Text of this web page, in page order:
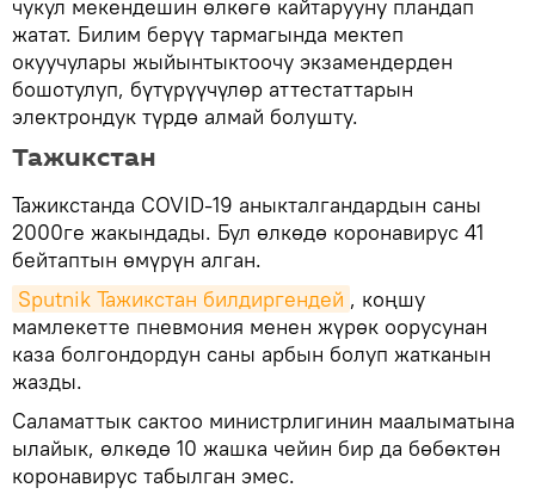
чукул мекендешин өлкөгө кайтарууну пландап
жатат. Билим берүү тармагында мектеп
окуучулары жыйынтыктоочу экзамендерден
бошотулуп, бүтүрүүчүлөр аттестаттарын
электрондук түрдө алмай болушту.
Тажикстан
Тажикстанда COVID-19 аныкталгандардын саны
2000ге жакындады. Бул өлкөдө коронавирус 41
бейтаптын өмүрүн алган.
Sputnik Тажикстан билдиргендей , коңшу
мамлекетте пневмония менен жүрөк оорусунан
каза болгондордун саны арбын болуп жатканын
жазды.
Саламаттык сактоо министрлигинин маалыматына
ылайык, өлкөдө 10 жашка чейин бир да бөбөктөн
коронавирус табылган эмес.